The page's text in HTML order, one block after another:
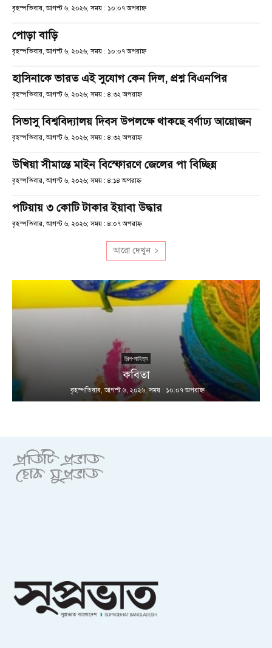
বৃহস্পতিবার, আগস্ট ৬, ২০২৬; সময় : ১০:০৭ অপরাহ্ণ
পোড়া বাড়ি
বৃহস্পতিবার, আগস্ট ৬, ২০২৬; সময় : ১০:০৭ অপরাহ্ণ
হাসিনাকে ভারত এই সুযোগ কেন দিল, প্রশ্ন বিএনপির
বৃহস্পতিবার, আগস্ট ৬, ২০২৬; সময় : ৪:৩২ অপরাহ্ণ
সিভাসু বিশ্ববিদ্যালয় দিবস উপলক্ষে থাকছে বর্ণাঢ্য আয়োজন
বৃহস্পতিবার, আগস্ট ৬, ২০২৬; সময় : ৪:৩২ অপরাহ্ণ
উখিয়া সীমান্তে মাইন বিস্ফোরণে জেলের পা বিচ্ছিন্ন
বৃহস্পতিবার, আগস্ট ৬, ২০২৬; সময় : ৪:১৪ অপরাহ্ণ
পটিয়ায় ৩ কোটি টাকার ইয়াবা উদ্ধার
বৃহস্পতিবার, আগস্ট ৬, ২০২৬; সময় : ৪:০৭ অপরাহ্ণ
আরো দেখুন
শিল্প-সাহিত্য
কবিতা
বৃহস্পতিবার, আগস্ট ৬, ২০২৬; সময় : ১০:০৭ অপরাহ্ণ